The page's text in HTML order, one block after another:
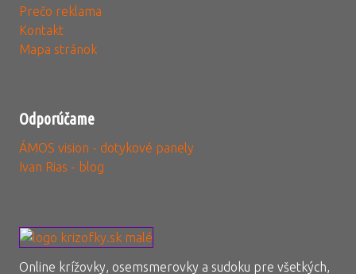
Prečo reklama
Kontakt
Mapa stránok
Odporúčame
ÁMOS vision - dotykové panely
Ivan Rias - blog
Online krížovky, osemsmerovky a sudoku pre všetkých,